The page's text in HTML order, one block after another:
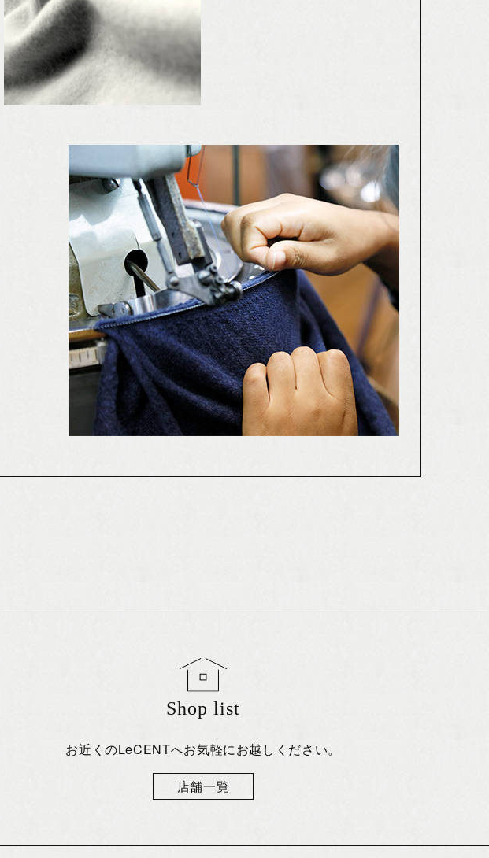
Shop list
お近くのLeCENTへお気軽にお越しください。
店舗一覧